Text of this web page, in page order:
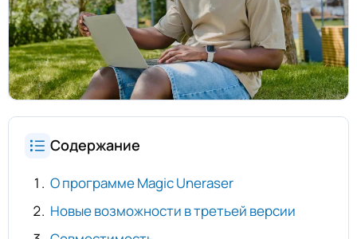
Содержание
О программе Magic Uneraser
Новые возможности в третьей версии